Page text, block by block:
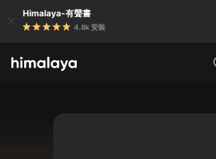
Himalaya-有聲書
4.8k 安裝